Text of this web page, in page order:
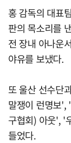
홍 감독의 대표
판의 목소리를
전 장내 아나운
야유를 보냈다.
또 울산 선수단
말쟁이 런명보',
구협회) 아웃', '
들었다.